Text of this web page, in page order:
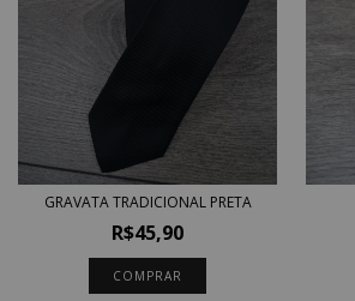
GRAVATA TRADICIONAL PRETA
R$45,90